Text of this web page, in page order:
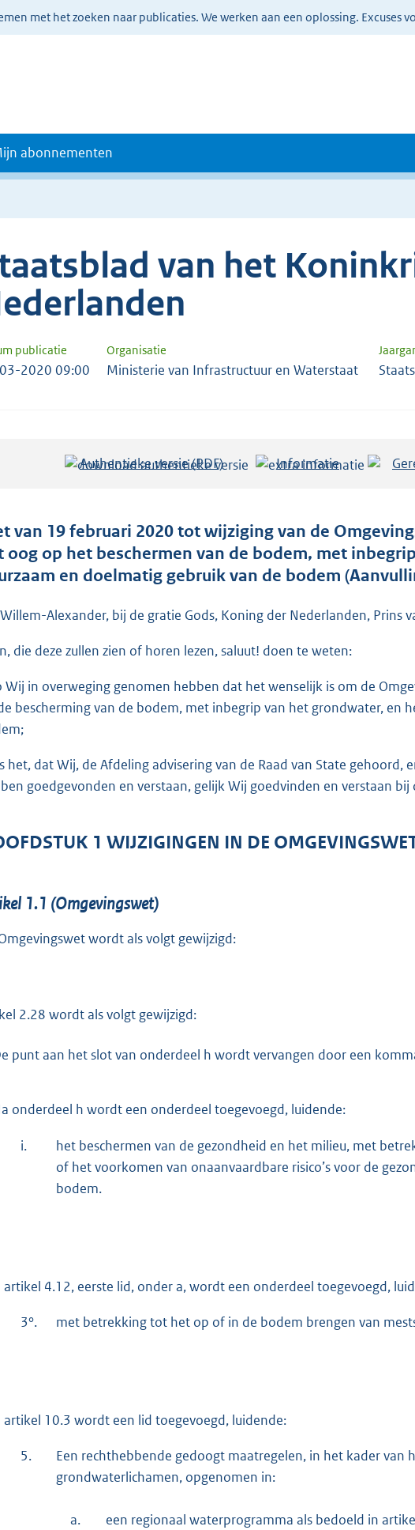
met het zoeken naar publicaties. We werken aan een oplossing. Excuses
abonnementen
van het
publicatie Organisatie
2020 09:00 Ministerie van Infrastructuur en Waterstaat
Authentieke versie (PDF)b
t
a
n
s
r
o
o
e
:
K
Informatie
van 19 februari 2020 tot wijziging van de
oog op het beschermen van de bodem, met
en doelmatig gebruik van de bodem
Alexander, bij de gratie Gods, Koning der Nederlanden, Prins
die deze zullen zien of horen lezen, saluut! doen te weten:
Wij in overweging genomen hebben dat het wenselijk is om de
bescherming van de bodem, met inbegrip van het grondwater, en
het, dat Wij, de Afdeling advisering van de Raad van State gehoord,
goedgevonden en verstaan, gelijk Wij goedvinden en verstaan bij
1 WIJZIGINGEN IN DE
1.1 (Omgevingswet)
wordt als volgt gewijzigd:
2.28 wordt als volgt gewijzigd:
punt aan het slot van onderdeel h wordt vervangen door een
onderdeel h wordt een onderdeel toegevoegd, luidende:
i.
het beschermen van de gezondheid en het milieu, met
of het voorkomen van onaanvaardbare risico’s voor de
bodem.
artikel 4.12, eerste lid, onder a, wordt een onderdeel toegevoegd,
3°. met betrekking tot het op of in de bodem brengen van
artikel 10.3 wordt een lid toegevoegd, luidende:
5.
Een rechthebbende gedoogt maatregelen, in het kader van
grondwaterlichamen, opgenomen in:
a. een regionaal waterprogramma als bedoeld in